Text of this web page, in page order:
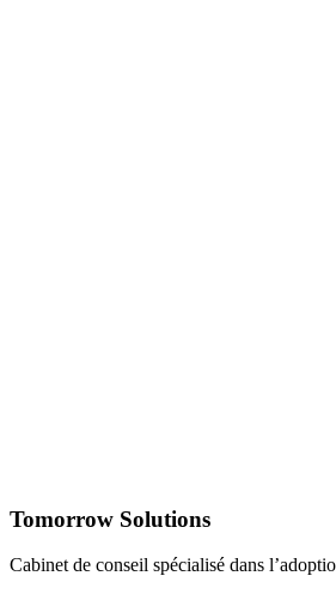
Tomorrow Solutions
Cabinet de conseil spécialisé dans